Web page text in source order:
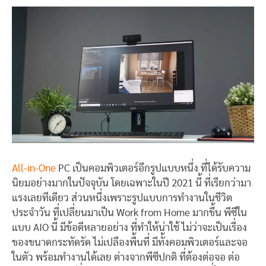
All-in-One PC เป็นคอมพิวเตอร์อีกรูปแบบหนึ่ง ที่ได้รับความ
นิยมอย่างมากในปัจจุบัน โดยเฉพาะในปี 2021 นี้ ที่เรียกว่ามา
แรงเลยทีเดียว ส่วนหนึ่งเพราะรูปแบบการทำงานในชีวิต
ประจำวัน ที่เปลี่ยนมาเป็น Work from Home มากขึ้น พีซีใน
แบบ AIO นี้ มีข้อดีหลายอย่าง ที่ทำให้น่าใช้ ไม่ว่าจะเป็นเรื่อง
ของขนาดกระทัดรัด ไม่เปลืองพื้นที่ มีทั้งคอมพิวเตอร์และจอ
ในตัว พร้อมทำงานได้เลย ต่างจากพีซีปกติ ที่ต้องต่อจอ ต่อ